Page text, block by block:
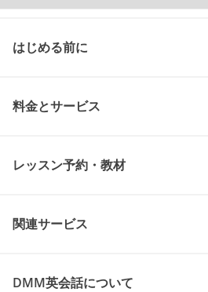
はじめる前に
料金とサービス
レッスン予約・教材
関連サービス
DMM英会話について